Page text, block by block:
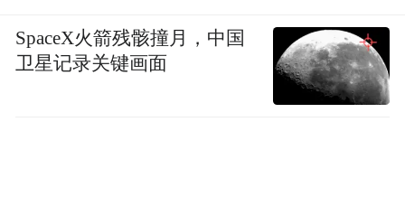
SpaceX火箭残骸撞月，中国
卫星记录关键画面